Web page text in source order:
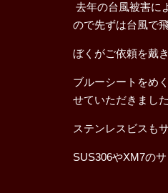
去年の台風被害に
ので先ずは台風で
ぼくがご依頼を戴
ブルーシートをめ
せていただきました
ステンレスビスも
SUS306やXM7の